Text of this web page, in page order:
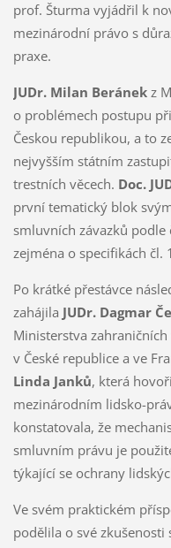
prof. Šturma vyjádřil k
mezinárodní právo s
praxe.
JUDr. Milan Beránekz
o problémech postupu
Českou republikou, a to
nejvyšším státním
trestních věcech. Doc.
první tematický blok
smluvních závazků podle
zejména o specifikách čl.
Po krátké přestávce
zahájila JUDr. Dagmar
Ministerstva
v České republice a ve
Linda Janků, která
mezinárodním lidsko-
konstatovala, že
smluvním právu je
týkající se ochrany
Ve svém praktickém
podělila o své